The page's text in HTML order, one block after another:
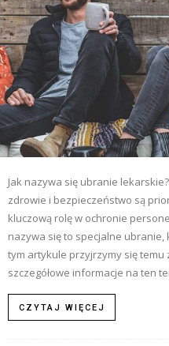
Jak nazywa się ubranie
zdrowie i bezpieczeństwo są
kluczową rolę w ochronie
nazywa się to specjalne
tym artykule przyjrzymy się
szczegółowe informacje na ten
CZYTAJ WIĘCEJ